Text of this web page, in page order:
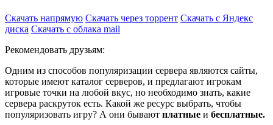
Скачать напрямую Скачать через торрент Скачать с Яндекс
диска Скачать с облака mail
Рекомендовать друзьям:
Одним из способов популяризации сервера являются сайты,
которые имеют каталог серверов, и предлагают игрокам
игровые точки на любой вкус, но необходимо знать, какие
сервера раскруток есть. Какой же ресурс выбрать, чтобы
популяризовать игру? А они бывают платные и бесплатные.